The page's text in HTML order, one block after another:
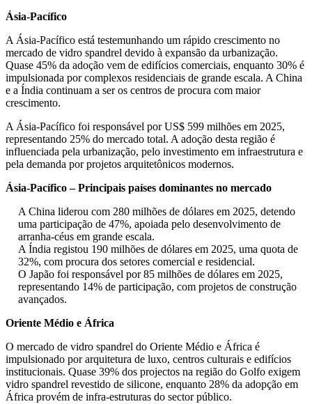
Ásia-Pacífico
A Ásia-Pacífico está testemunhando um rápido crescimento no
mercado de vidro spandrel devido à expansão da urbanização.
Quase 45% da adoção vem de edifícios comerciais, enquanto 30% é
impulsionada por complexos residenciais de grande escala. A China
e a Índia continuam a ser os centros de procura com maior
crescimento.
A Ásia-Pacífico foi responsável por US$ 599 milhões em 2025,
representando 25% do mercado total. A adoção desta região é
influenciada pela urbanização, pelo investimento em infraestrutura e
pela demanda por projetos arquitetônicos modernos.
Ásia-Pacífico – Principais países dominantes no mercado
A China liderou com 280 milhões de dólares em 2025, detendo
uma participação de 47%, apoiada pelo desenvolvimento de
arranha-céus em grande escala.
A Índia registou 190 milhões de dólares em 2025, uma quota de
32%, com procura dos setores comercial e residencial.
O Japão foi responsável por 85 milhões de dólares em 2025,
representando 14% de participação, com projetos de construção
avançados.
Oriente Médio e África
O mercado de vidro spandrel do Oriente Médio e África é
impulsionado por arquitetura de luxo, centros culturais e edifícios
institucionais. Quase 39% dos projectos na região do Golfo exigem
vidro spandrel revestido de silicone, enquanto 28% da adopção em
África provém de infra-estruturas do sector público.